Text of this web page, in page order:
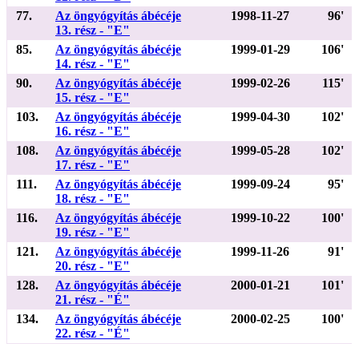
77.
Az öngyógyítás ábécéje
13. rész - "E"
1998-11-27 96'
85.
Az öngyógyítás ábécéje
14. rész - "E"
1999-01-29 106'
90.
Az öngyógyítás ábécéje
15. rész - "E"
1999-02-26 115'
103.
Az öngyógyítás ábécéje
16. rész - "E"
1999-04-30 102'
108.
Az öngyógyítás ábécéje
17. rész - "E"
1999-05-28 102'
111.
Az öngyógyítás ábécéje
18. rész - "E"
1999-09-24 95'
116.
Az öngyógyítás ábécéje
19. rész - "E"
1999-10-22 100'
121.
Az öngyógyítás ábécéje
20. rész - "E"
1999-11-26 91'
128.
Az öngyógyítás ábécéje
21. rész - "É"
2000-01-21 101'
134.
Az öngyógyítás ábécéje
22. rész - "É"
2000-02-25 100'